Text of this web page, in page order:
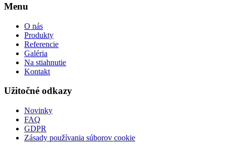
Menu
O nás
Produkty
Referencie
Galéria
Na stiahnutie
Kontakt
Užitočné odkazy
Novinky
FAQ
GDPR
Zásady používania súborov cookie